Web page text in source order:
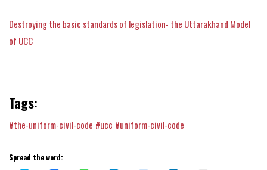
Destroying the basic standards of legislation- the Uttarakhand Model
of UCC
Tags:
#the-uniform-civil-code #ucc #uniform-civil-code
Spread the word: